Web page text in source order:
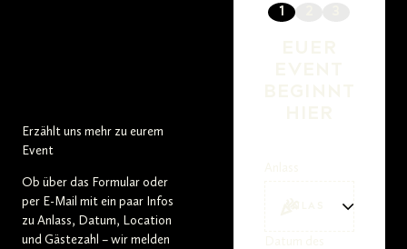
Erzählt uns mehr zu eurem
Event
Ob über das Formular oder
per E-Mail mit ein paar Infos
zu Anlass, Datum, Location
und Gästezahl – wir melden